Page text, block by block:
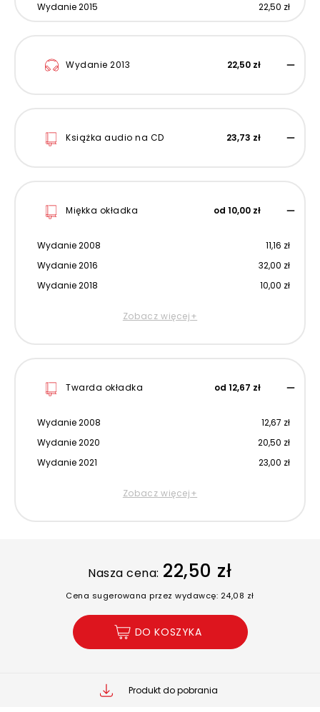
Wydanie 2015
22,50 zł
Wydanie 2013 22,50 zł
Książka audio na CD 23,73 zł
Miękka okładka od 10,00 zł
Wydanie 2008
11,16 zł
Wydanie 2016
32,00 zł
Wydanie 2018
10,00 zł
Zobacz więcej+
Twarda okładka od 12,67 zł
Wydanie 2008
12,67 zł
Wydanie 2020
20,50 zł
Wydanie 2021
23,00 zł
Zobacz więcej+
Nasza cena: 22,50 zł
Cena sugerowana przez wydawcę: 24,08 zł
DO KOSZYKA
Produkt do pobrania